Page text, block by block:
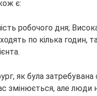
є:
робочого дня;
по кілька
як була
змінюється, але люди